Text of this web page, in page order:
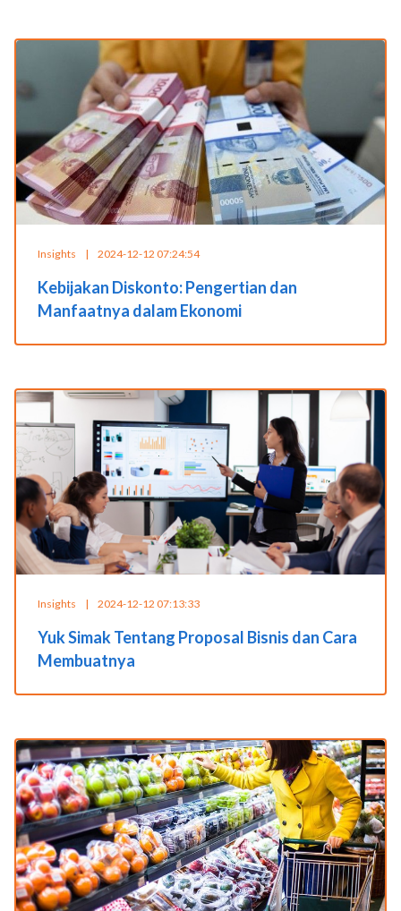
Insights | 2024-12-12 07:24:54
Kebijakan Diskonto: Pengertian dan
Manfaatnya dalam Ekonomi
Insights | 2024-12-12 07:13:33
Yuk Simak Tentang Proposal Bisnis dan Cara
Membuatnya